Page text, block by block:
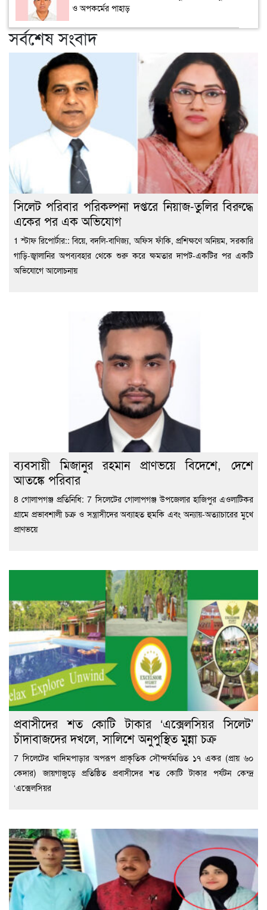
ও অপকর্মের পাহাড়
সর্বশেষ সংবাদ
সিলেট পরিবার পরিকল্পনা দপ্তরে নিয়াজ-তুলির বিরুদ্ধে
একের পর এক অভিযোগ
1 স্টাফ রিপোর্টার:: বিয়ে, বদলি-বাণিজ্য, অফিস ফাঁকি, প্রশিক্ষণে অনিয়ম, সরকারি
গাড়ি-জ্বালানির অপব্যবহার থেকে শুরু করে ক্ষমতার দাপট-একটির পর একটি
অভিযোগে আলোচনায়
ব্যবসায়ী মিজানুর রহমান প্রাণভয়ে বিদেশে, দেশে
আতঙ্কে পরিবার
8 গোলাপগঞ্জ প্রতিনিধি: 7 সিলেটের গোলাপগঞ্জ উপজেলার হাজিপুর এওলাটিকর
গ্রামে প্রভাবশালী চক্র ও সন্ত্রাসীদের অব্যাহত হুমকি এবং অন্যায়-অত্যাচারের মুখে
প্রাণভয়ে
প্রবাসীদের শত কোটি টাকার ‘এক্সেলসিয়র সিলেট’
চাঁদাবাজদের দখলে, সালিশে অনুপুস্থিত মুন্না চক্র
7 সিলেটের খাদিমপাড়ার অপরূপ প্রাকৃতিক সৌন্দর্যমণ্ডিত ১৭ একর (প্রায় ৬০
কেদার) জায়গাজুড়ে প্রতিষ্ঠিত প্রবাসীদের শত কোটি টাকার পর্যটন কেন্দ্র
‘এক্সেলসিয়র